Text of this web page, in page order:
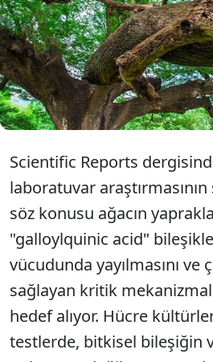
ormanlarında
ağacının
SARS-CoV-2
kuşatarak etkisiz
Scientific Reports
laboratuvar
söz konusu ağacın
"galloylquinic acid"
vücudunda yayılmasını ve
sağlayan kritik
hedef alıyor. Hücre
testlerde, bitkisel bileşiğin